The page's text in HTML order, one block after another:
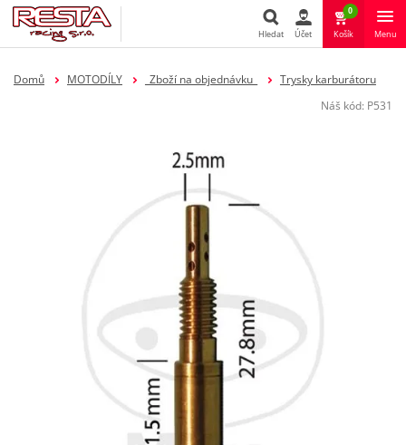
Hledat
Hledat Účet
0
Košík Menu
Domů MOTODÍLY _Zboží na objednávku_
Trysky karburátoru
Náš kód: P531